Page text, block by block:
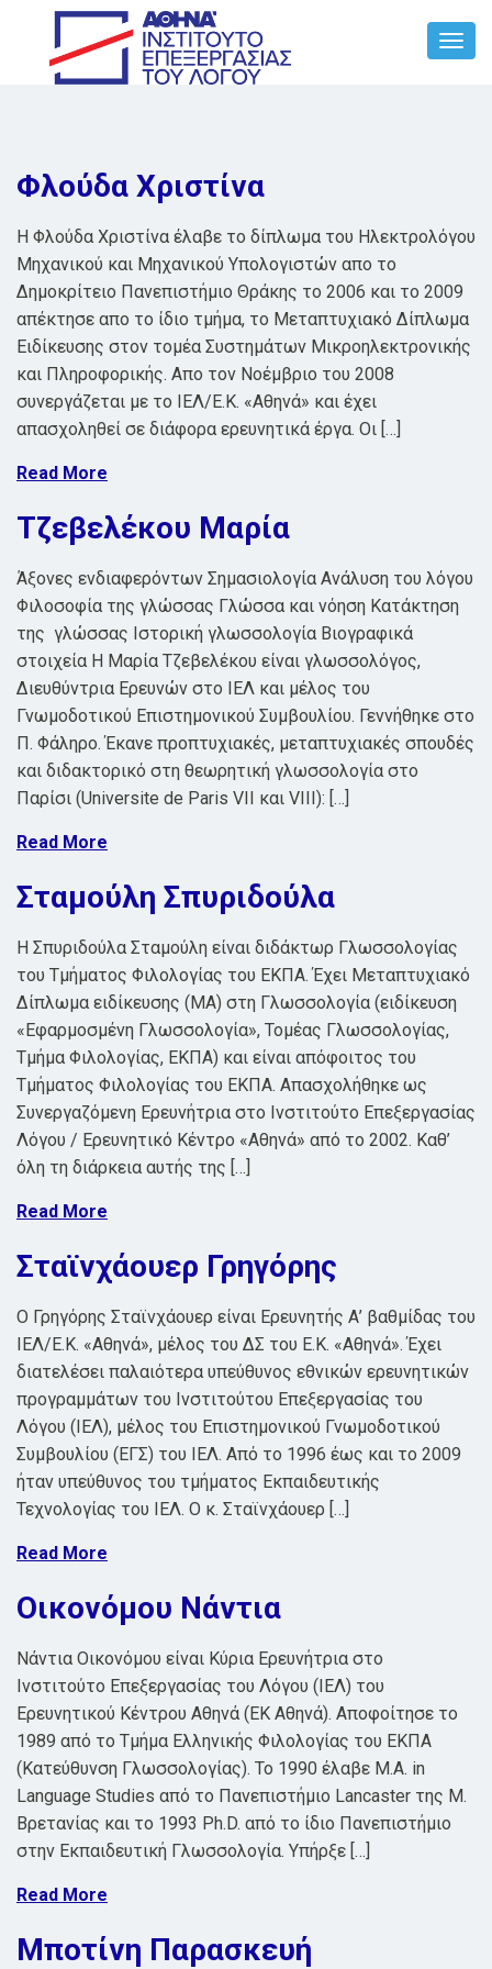
Φλούδα Χριστίνα
H Φλούδα Χριστίνα έλαβε το δίπλωμα του Ηλεκτρολόγου
Μηχανικού και Μηχανικού Υπολογιστών απο το
Δημοκρίτειο Πανεπιστήμιο Θράκης το 2006 και το 2009
απέκτησε απο το ίδιο τμήμα, το Μεταπτυχιακό Δίπλωμα
Ειδίκευσης στον τομέα Συστημάτων Μικροηλεκτρονικής
και Πληροφορικής. Aπο τον Νοέμβριο του 2008
συνεργάζεται με το ΙΕΛ/Ε.Κ. «Αθηνά» και έχει
απασχοληθεί σε διάφορα ερευνητικά έργα. Οι […]
Read More
Τζεβελέκου Μαρία
Άξονες ενδιαφερόντων Σημασιολογία Ανάλυση του λόγου
Φιλοσοφία της γλώσσας Γλώσσα και νόηση Κατάκτηση
της γλώσσας Ιστορική γλωσσολογία Βιογραφικά
στοιχεία Η Μαρία Τζεβελέκου είναι γλωσσολόγος,
Διευθύντρια Ερευνών στο ΙΕΛ και μέλος του
Γνωμοδοτικού Επιστημονικού Συμβουλίου. Γεννήθηκε στο
Π. Φάληρο. Έκανε προπτυχιακές, μεταπτυχιακές σπουδές
και διδακτορικό στη θεωρητική γλωσσολογία στο
Παρίσι (Universite de Paris VII και VIII): […]
Read More
Σταμούλη Σπυριδούλα
Η Σπυριδούλα Σταμούλη είναι διδάκτωρ Γλωσσολογίας
του Τμήματος Φιλολογίας του ΕΚΠΑ. Έχει Μεταπτυχιακό
Δίπλωμα ειδίκευσης (ΜΑ) στη Γλωσσολογία (ειδίκευση
«Εφαρμοσμένη Γλωσσολογία», Τομέας Γλωσσολογίας,
Τμήμα Φιλολογίας, ΕΚΠΑ) και είναι απόφοιτος του
Τμήματος Φιλολογίας του ΕΚΠΑ. Απασχολήθηκε ως
Συνεργαζόμενη Ερευνήτρια στο Ινστιτούτο Επεξεργασίας
Λόγου / Ερευνητικό Κέντρο «Αθηνά» από το 2002. Καθ’
όλη τη διάρκεια αυτής της […]
Read More
Σταϊνχάουερ Γρηγόρης
Ο Γρηγόρης Σταϊνχάουερ είναι Ερευνητής Α’ βαθμίδας του
ΙΕΛ/Ε.Κ. «Αθηνά», μέλος του ΔΣ του Ε.Κ. «Αθηνά». Έχει
διατελέσει παλαιότερα υπεύθυνος εθνικών ερευνητικών
προγραμμάτων του Ινστιτούτου Επεξεργασίας του
Λόγου (ΙΕΛ), μέλος του Επιστημονικού Γνωμοδοτικού
Συμβουλίου (ΕΓΣ) του ΙΕΛ. Από το 1996 έως και το 2009
ήταν υπεύθυνος του τμήματος Εκπαιδευτικής
Τεχνολογίας του ΙΕΛ. Ο κ. Σταϊνχάουερ […]
Read More
Οικονόμου Νάντια
Νάντια Οικονόμου είναι Κύρια Ερευνήτρια στο
Ινστιτούτο Επεξεργασίας του Λόγου (ΙΕΛ) του
Ερευνητικού Κέντρου Αθηνά (ΕΚ Αθηνά). Αποφοίτησε το
1989 από το Τμήμα Ελληνικής Φιλολογίας του ΕΚΠΑ
(Κατεύθυνση Γλωσσολογίας). Το 1990 έλαβε M.A. in
Language Studies από το Πανεπιστήμιο Lancaster της Μ.
Βρετανίας και το 1993 Ph.D. από το ίδιο Πανεπιστήμιο
στην Εκπαιδευτική Γλωσσολογία. Υπήρξε […]
Read More
Μποτίνη Παρασκευή